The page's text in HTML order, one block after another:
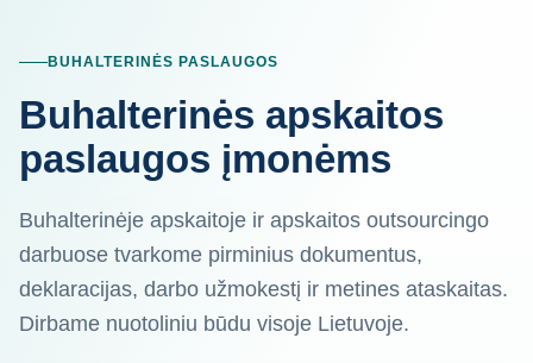
BUHALTERINĖS PASLAUGOS
Buhalterinės apskaitos
paslaugos įmonėms
Buhalterinėje apskaitoje ir apskaitos outsourcingo
darbuose tvarkome pirminius dokumentus,
deklaracijas, darbo užmokestį ir metines ataskaitas.
Dirbame nuotoliniu būdu visoje Lietuvoje.